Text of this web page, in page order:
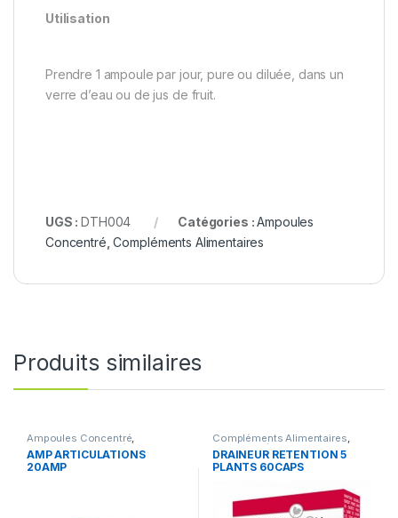
Utilisation
Prendre 1 ampoule par jour, pure ou diluée, dans un
verre d’eau ou de jus de fruit.
UGS :DTH004 Catégories :Ampoules
Concentré ,Compléments Alimentaires
Produits similaires
Ampoules Concentré,
Articulation,Compléments
Alimentaires
AMP ARTICULATIONS
20AMP
Compléments Alimentaires,
Minceur Brûleur de graisse
DRAINEUR RETENTION 5
PLANTS 60CAPS